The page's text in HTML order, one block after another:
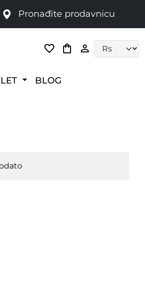
Pronađite prodavnicu
BLOG